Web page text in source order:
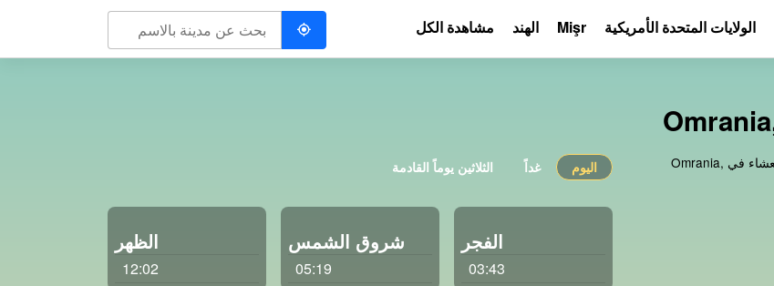
أحصل على أوقات دقيقة لصلاة الفجر والظهر والعصر والمغرب والعشاء في Omrania,
اليوم غداً الثلاثين يوماً القادمة
الفجر
03:43
شروق الشمس
05:19
الظهر
12:02
الولايات المتحدة الأمريكية Mişr الهند مشاهدة الكل